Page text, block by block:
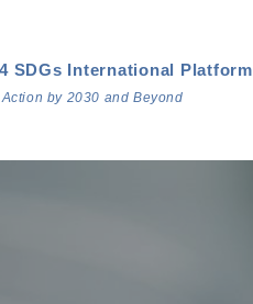
SDGs International Platform
by 2030 and Beyond